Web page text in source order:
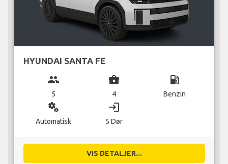
HYUNDAI SANTA FE
group
5
business_center
4
local_gas_station
Benzin
miscellaneous_services
Automatisk
login
5 Dør
VIS DETALJER...